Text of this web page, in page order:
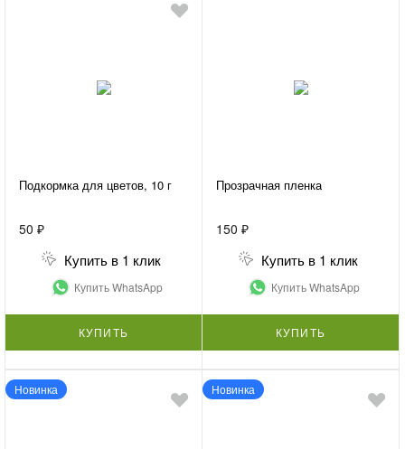
Подкормка для цветов, 10 г
50 ₽
Купить в 1 клик
Купить WhatsApp
КУПИТЬ
Прозрачная пленка
150 ₽
Купить в 1 клик
Купить WhatsApp
КУПИТЬ
Новинка Новинка